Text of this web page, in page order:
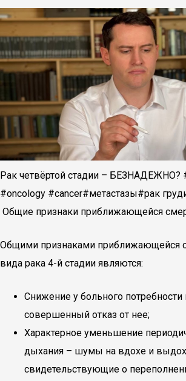
Рак четвёртой стадии – БЕЗНАДЕЖНО?
#oncology #cancer#метастазы#рак
Общие признаки приближающейся
Общими признаками приближающейся
вида рака 4-й стадии являются:
Снижение у больного
совершенный отказ от нее;
Характерное уменьшение
дыхания – шумы на вдохе и
свидетельствующие о